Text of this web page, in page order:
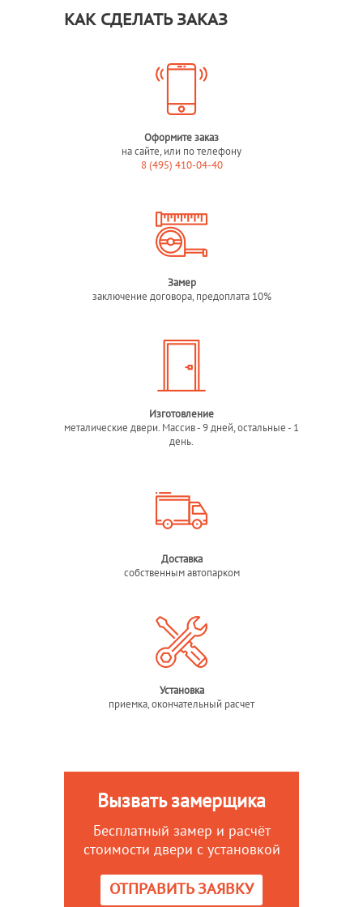
КАК СДЕЛАТЬ ЗАКАЗ
Оформите заказ
на сайте, или по телефону
8 (495) 410-04-40
Замер
заключение договора, предоплата 10%
Изготовление
металические двери. Массив - 9 дней, остальные - 1
день.
Доставка
собственным автопарком
Установка
приемка, окончательный расчет
Вызвать замерщика
Бесплатный замер и расчёт
стоимости двери с установкой
ОТПРАВИТЬ ЗАЯВКУ